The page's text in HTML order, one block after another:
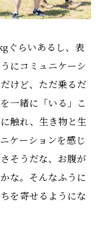
ぐらいあるし、表
にコミュニケーシ
けど、ただ乗るだ
一緒に「いる」こ
触れ、生き物と生
ケーションを感じ
そうだな、お腹が
な。そんなふうに
を寄せるようにな